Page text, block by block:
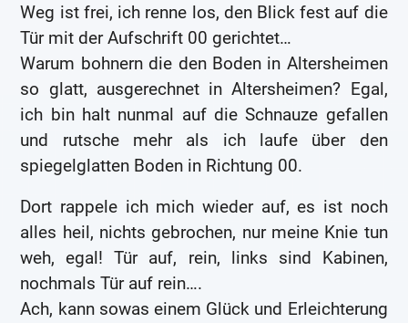
Weg ist frei, ich renne los, den Blick fest auf die
Tür mit der Aufschrift 00 gerichtet…
Warum bohnern die den Boden in Altersheimen
so glatt, ausgerechnet in Altersheimen? Egal,
ich bin halt nunmal auf die Schnauze gefallen
und rutsche mehr als ich laufe über den
spiegelglatten Boden in Richtung 00.
Dort rappele ich mich wieder auf, es ist noch
alles heil, nichts gebrochen, nur meine Knie tun
weh, egal! Tür auf, rein, links sind Kabinen,
nochmals Tür auf rein….
Ach, kann sowas einem Glück und Erleichterung